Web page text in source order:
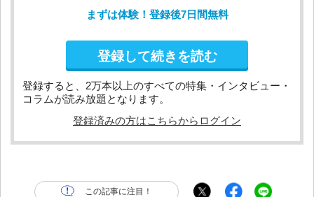
まずは体験！登録後7日間無料
登録して続きを読む
登録すると、2万本以上のすべての特集・インタビュー・
コラムが読み放題となります。
登録済みの方はこちらからログイン
この記事に注目！